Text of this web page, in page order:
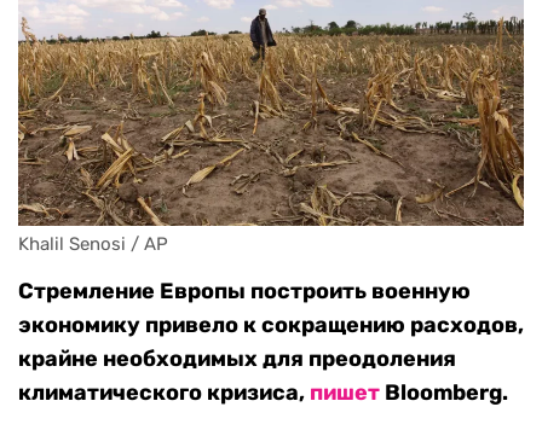
Khalil Senosi / AP
Стремление Европы построить военную
экономику привело к сокращению расходов,
крайне необходимых для преодоления
климатического кризиса, пишет Bloomberg.